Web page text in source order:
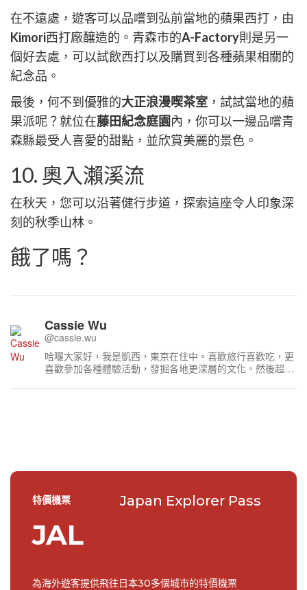
在不遠處，遊客可以品嚐到弘前當地的蘋果西打，由
Kimori西打廠釀造的。青森市的A-Factory則是另一
個好去處，可以試飲西打以及購買到各種蘋果相關的
紀念品。
最後，何不到優雅的大正浪漫喫茶室 ，試試當地的蘋
果派呢？就位在藤田紀念庭園內，你可以一邊品嚐青
森縣最受人喜愛的甜點，並欣賞美麗的景色。
10. 奧入瀨溪流
在秋天，您可以沿著健行步道，探索這座令人印象深
刻的秋季山林。
餓了嗎？
Cassie Wu
@cassie.wu
哈囉大家好，我是凱西，東京在住中。喜歡旅行喜歡吃，更
喜歡參加各種體驗活動，發掘各地更深層的文化。然後超級
特價機票
JAL
Japan Explorer Pass
為海外遊客提供飛往日本30多個城市的特價機票